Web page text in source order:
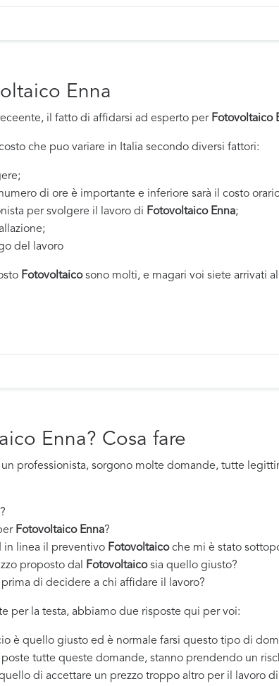
Enna
il fatto di affidarsi ad esperto per Fotovoltaico
che puo variare in Italia secondo diversi fattori:
di ore è importante e inferiore sarà il costo
per svolgere il lavoro di Fotovoltaico Enna;
del lavoro
Fotovoltaicosono molti, e magari voi siete arrivati
Enna? Cosa fare
professionista, sorgono molte domande, tutte
?
Fotovoltaico Enna?
in linea il preventivo Fotovoltaicoche mi è stato
proposto dal Fotovoltaicosia quello giusto?
di decidere a chi affidare il lavoro?
per la testa, abbiamo due risposte qui per voi:
è quello giusto ed è normale farsi questo tipo di
poste tutte queste domande, stanno prendendo un
di accettare un prezzo troppo altro per il lavoro